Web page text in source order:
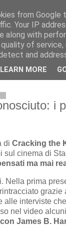
su Stanley
nuovi libri in
i
di Cracking the
sul cinema di
ma mai
Nella prima
grazie
alle interviste
nel video alcuni
James B.
from Google
Your IP
along with
of service,
and
LEARN MORE